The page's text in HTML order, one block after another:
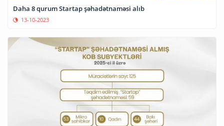
Daha 8 qurum Startap şəhadətnaməsi alıb
13-10-2023